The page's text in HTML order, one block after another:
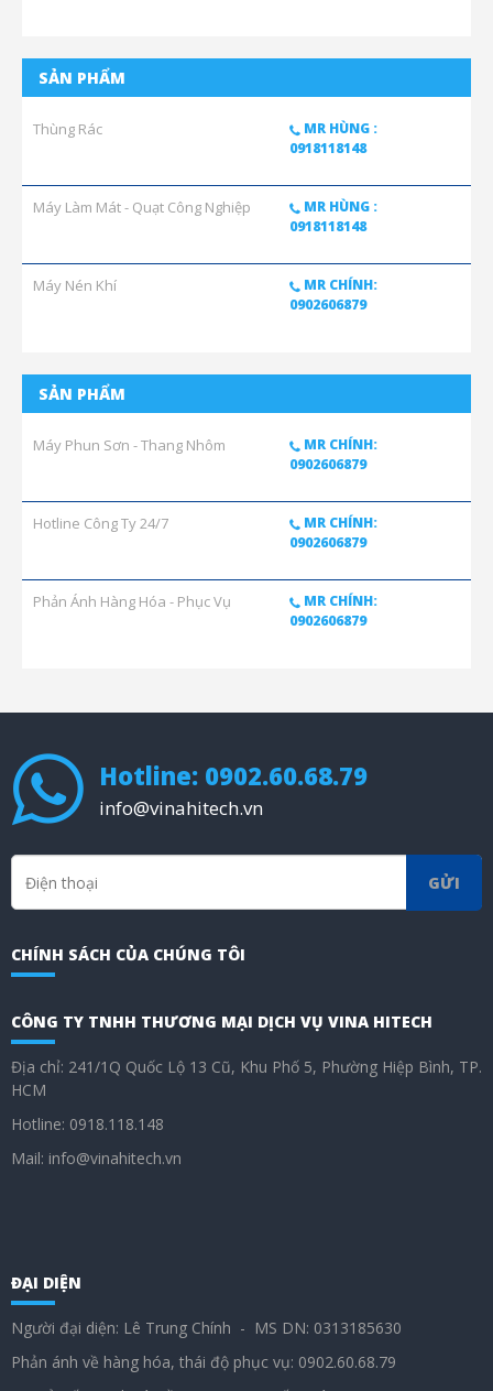
SẢN PHẨM
Thùng Rác
MR HÙNG :
0918118148
Máy Làm Mát - Quạt Công Nghiệp
MR HÙNG :
0918118148
Máy Nén Khí
MR CHÍNH:
0902606879
SẢN PHẨM
Máy Phun Sơn - Thang Nhôm
MR CHÍNH:
0902606879
Hotline Công Ty 24/7
MR CHÍNH:
0902606879
Phản Ánh Hàng Hóa - Phục Vụ
MR CHÍNH:
0902606879
Hotline: 0902.60.68.79
info@vinahitech.vn
GỬI
CHÍNH SÁCH CỦA CHÚNG TÔI
CÔNG TY TNHH THƯƠNG MẠI DỊCH VỤ VINA HITECH
Địa chỉ: 241/1Q Quốc Lộ 13 Cũ, Khu Phố 5, Phường Hiệp Bình, TP.
HCM
Hotline: 0918.118.148
Mail: info@vinahitech.vn
ĐẠI DIỆN
Người đại diện: Lê Trung Chính - MS DN: 0313185630
Phản ánh về hàng hóa, thái độ phục vụ: 0902.60.68.79